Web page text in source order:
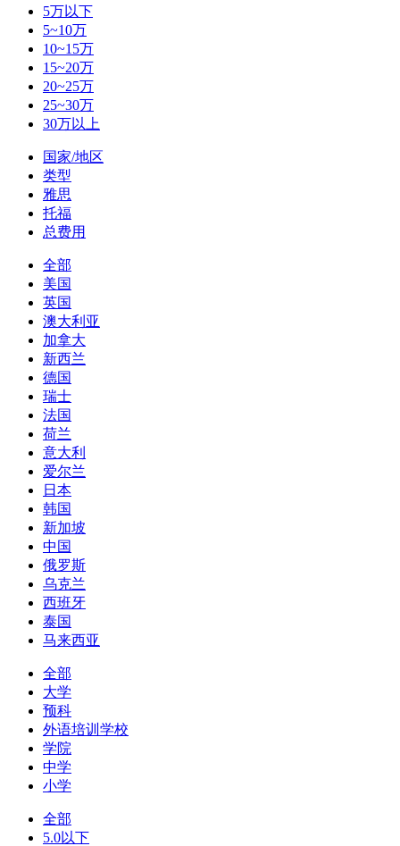
5万以下
5~10万
10~15万
15~20万
20~25万
25~30万
30万以上
国家/地区
类型
雅思
托福
总费用
全部
美国
英国
澳大利亚
加拿大
新西兰
德国
瑞士
法国
荷兰
意大利
爱尔兰
日本
韩国
新加坡
中国
俄罗斯
乌克兰
西班牙
泰国
马来西亚
全部
大学
预科
外语培训学校
学院
中学
小学
全部
5.0以下